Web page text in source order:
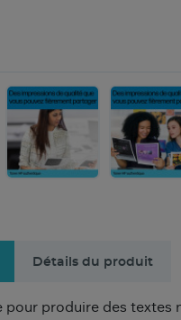
Détails du produit
pour produire des textes